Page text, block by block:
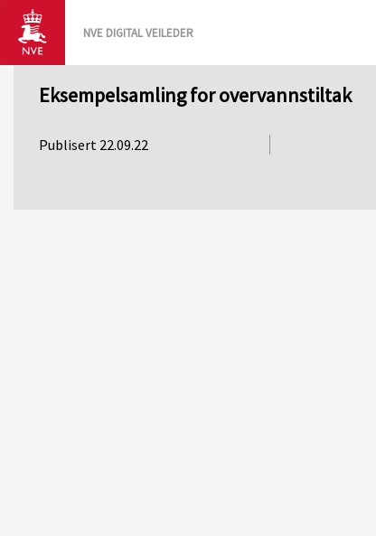
NVE DIGITAL VEILEDER
Eksempelsamling for overvannstiltak
Publisert 22.09.22